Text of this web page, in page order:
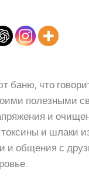
баню, что
полезными
и
и шлаки
общения с